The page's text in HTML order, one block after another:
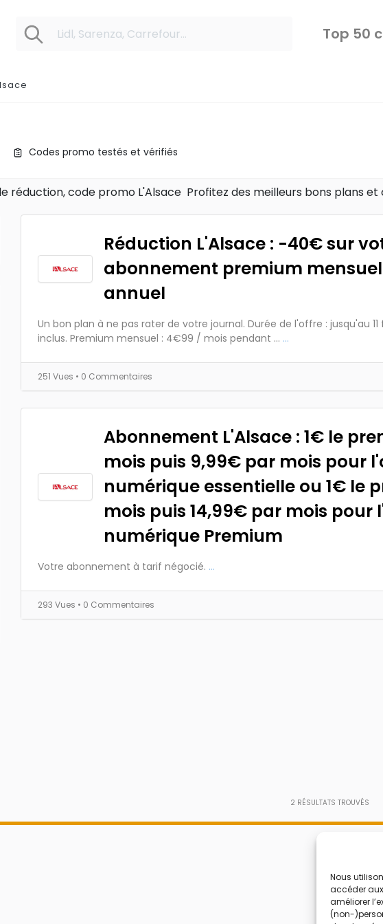
Nous
accéder
améliorer
(non-
Top 50
Codes promo testés et vérifiés
réduction, code promo L'Alsace Profitez des meilleurs bons plans et
Réduction L'Alsace : -40€ sur
abonnement premium
annuel
Un bon plan à ne pas rater de votre journal. Durée de l'offre : jusqu'au 11
inclus. Premium mensuel : 4€99 / mois pendant ... ...
251 Vues • 0 Commentaires
Abonnement L'Alsace : 1€ le
mois puis 9,99€ par mois pour
numérique essentielle ou 1€ le
mois puis 14,99€ par mois pour
numérique Premium
Votre abonnement à tarif négocié. ...
293 Vues • 0 Commentaires
2 RÉSULTATS TROUVÉS